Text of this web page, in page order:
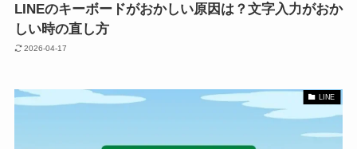
LINEのキーボードがおかしい原因は？文字入力がおか
しい時の直し方
2026-04-17
LINE